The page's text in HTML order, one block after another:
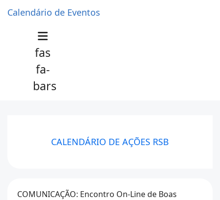
Calendário de Eventos
fas
fa-
bars
CALENDÁRIO DE AÇÕES RSB
COMUNICAÇÃO: Encontro On-Line de Boas